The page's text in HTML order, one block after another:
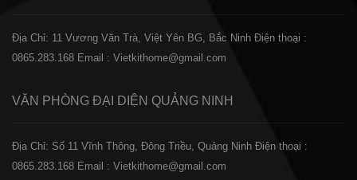
Địa Chỉ: 11 Vương Văn Trà, Việt Yên BG, Bắc Ninh Điện thoại :
0865.283.168 Email : Vietkithome@gmail.com
VĂN PHÒNG ĐẠI DIỆN QUẢNG NINH
Địa Chỉ: Số 11 Vĩnh Thông, Đông Triều, Quảng Ninh Điện thoại :
0865.283.168 Email : Vietkithome@gmail.com